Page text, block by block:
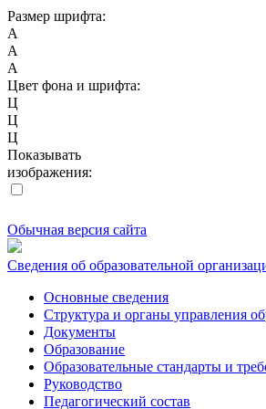
Размер шрифта:
A
A
A
Цвет фона и шрифта:
Ц
Ц
Ц
Показывать
изображения:
Обычная версия сайта
Сведения об образовательной
Основные сведения
Структура и органы управления
Документы
Образование
Образовательные стандарты и
Руководство
Педагогический состав